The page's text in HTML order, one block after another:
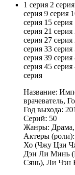
1 серия 2 серия
серия 9 серия
серия 15 серия
серия 21 серия
серия 27 серия
серия 33 серия
серия 39 серия
серия 45 серия
серия
Название:
врачеватель,
Год выхода:
Серий: 50
Жанры: Драма,
Актеры
Хо (Чжу Цзи
Дэн Ли Минь
Сянь), Ли Чэн